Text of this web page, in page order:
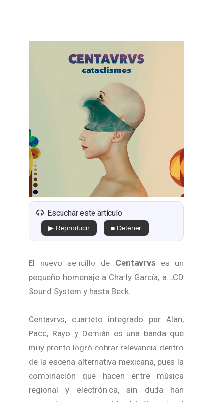
Escuchar este artículo
▶ Reproducir ■ Detener
El nuevo sencillo de Centavrvs es un
pequeño homenaje a Charly García, a LCD
Sound System y hasta Beck.
Centavrvs, cuarteto integrado por Alan,
Paco, Rayo y Demián es una banda que
muy pronto logró cobrar relevancia dentro
de la escena alternativa mexicana, pues la
combinación que hacen entre música
regional y electrónica, sin duda han